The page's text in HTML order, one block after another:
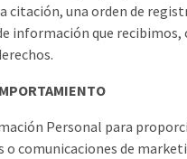
citación, una orden de
información que recibimos,
Personal para
o comunicaciones de